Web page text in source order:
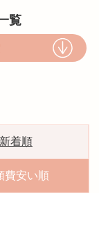
費用について
方へ
覧
新着順
費安い順